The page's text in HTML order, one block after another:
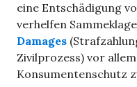
eine Entschädigung
verhelfen
Damages
Zivilprozess) vor
Konsumentenschutz